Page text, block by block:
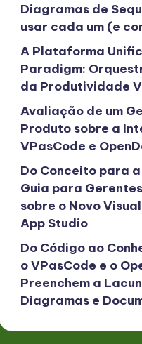
Diagramas de
usar cada um (e
A Plataforma
Paradigm:
da Produtividade
Avaliação de um
Produto sobre a
VPasCode e
Do Conceito para a
Guia para
sobre o Novo
App Studio
Do Código ao
o VPasCode e o
Preenchem a
Diagramas e